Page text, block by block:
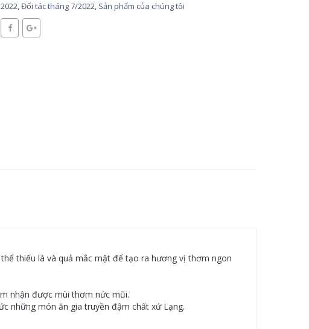
,Đối tác tháng 7/2022, Sản phẩm của chúng tôi
thiếu lá và quả mắc mật để tạo ra hương vị thơm ngon
nhận được mùi thơm nức mũi.
những món ăn gia truyền đậm chất xứ Lạng.